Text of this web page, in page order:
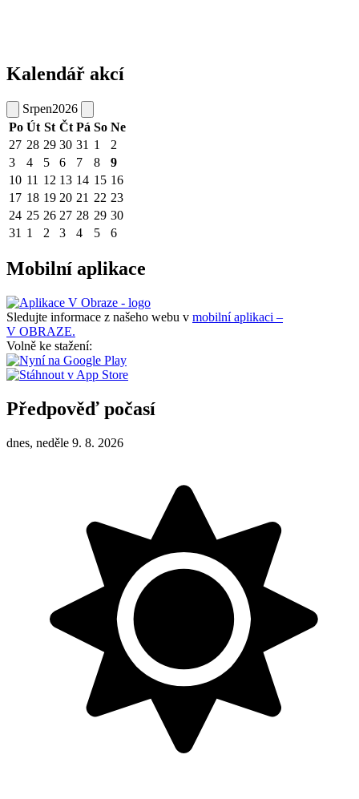
Kalendář akcí
Srpen2026
Po Út St Čt Pá So Ne
27 28 29 30 31 1
2
3
4 5 6 7 8
9
10 11 12 13 14 15 16
17 18 19 20 21 22 23
24 25 26 27 28 29 30
31 1 2 3 4 5 6
Mobilní aplikace
Sledujte informace z našeho webu v mobilní aplikaci –
V OBRAZE.
Volně ke stažení:
Předpověď počasí
dnes, neděle 9. 8. 2026